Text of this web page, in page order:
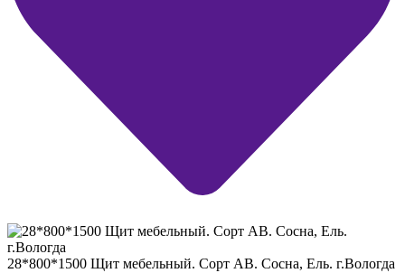
28*800*1500 Щит мебельный. Сорт АВ. Сосна, Ель. г.Вологда